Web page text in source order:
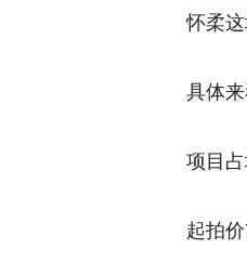
怀柔
具体来
项目
起拍